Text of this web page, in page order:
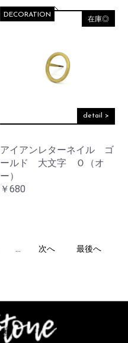
在庫◎
detail >
アイアンレターネイル ゴ
ールド 大文字 Ｏ（オ
ー）
DECORATION
￥680
次へ 最後へ